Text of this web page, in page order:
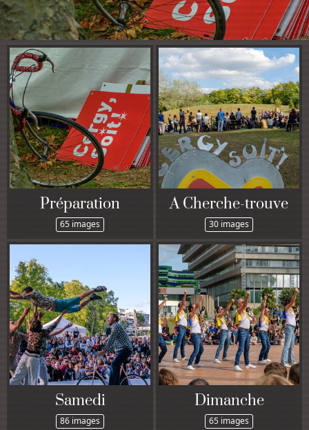
Préparation
65 images
A Cherche-trouve
30 images
Samedi
86 images
Dimanche
65 images